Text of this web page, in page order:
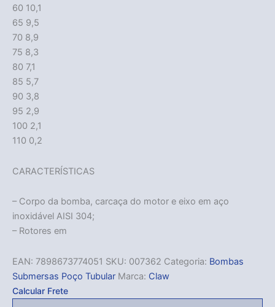
60 10,1
65 9,5
70 8,9
75 8,3
80 7,1
85 5,7
90 3,8
95 2,9
100 2,1
110 0,2
CARACTERÍSTICAS
– Corpo da bomba, carcaça do motor e eixo em aço
inoxidável AISI 304;
– Rotores em
EAN: 7898673774051 SKU: 007362 Categoria: Bombas
Submersas Poço Tubular Marca: Claw
Calcular Frete